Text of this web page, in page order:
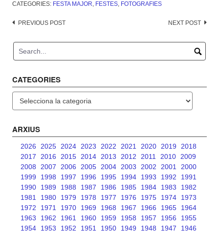
CATEGORIES: FESTA MAJOR, FESTES, FOTOGRAFIES
Post
PREVIOUS POST NEXT POST
CATEGORIES
ARXIUS
2026 2025 2024 2023 2022 2021 2020 2019
2018
2017
2016 2015 2014 2013 2012 2011 2010 2009
2008
2007 2006 2005 2004 2003 2002 2001
2000
1999
1998 1997 1996 1995 1994 1993 1992
1991
1990
1989 1988 1987 1986 1985 1984 1983
1982
1981
1980 1979 1978 1977 1976 1975 1974
1973
1972
1971 1970 1969 1968 1967 1966 1965
1964
1963
1962 1961 1960 1959 1958 1957 1956
1955
1954
1953 1952 1951 1950 1949 1948 1947
1946